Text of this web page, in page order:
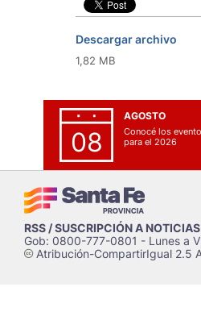
Descargar archivo
1,82 MB
08
AGOSTO
Conocé los
para el 2026
RSS / SUSCRIPCIÓN A NOTICIAS
Gob: 0800-777-0801 - Lunes a
cAtribución-CompartirIgual 2.5